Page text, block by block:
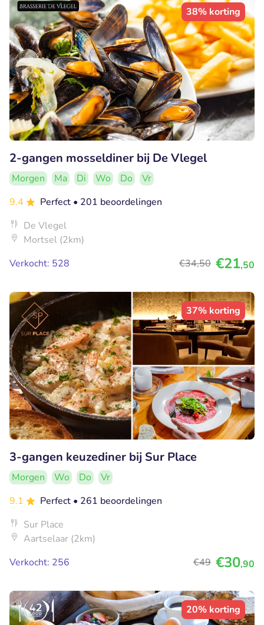
38% korting
2-gangen mosseldiner bij De Vlegel
Morgen Ma Di Wo Do
Vr
9.4
Perfect • 201 beoordelingen
De Vlegel
Mortsel (2km)
Verkocht: 528
€34,50 €21,50
37% korting
3-gangen keuzediner bij Sur Place
Morgen Wo Do
Vr
9.1
Perfect • 261 beoordelingen
Sur Place
Aartselaar (2km)
Verkocht: 256
€49 €30,90
20% korting